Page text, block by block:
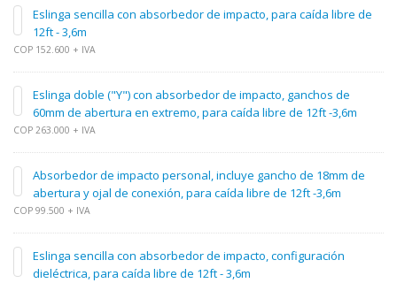
Eslinga sencilla con absorbedor de impacto, para caída libre de
12ft - 3,6m
COP 152.600 + IVA
Eslinga doble ("Y") con absorbedor de impacto, ganchos de
60mm de abertura en extremo, para caída libre de 12ft -3,6m
COP 263.000 + IVA
Absorbedor de impacto personal, incluye gancho de 18mm de
abertura y ojal de conexión, para caída libre de 12ft -3,6m
COP 99.500 + IVA
Eslinga sencilla con absorbedor de impacto, configuración
dieléctrica, para caída libre de 12ft - 3,6m